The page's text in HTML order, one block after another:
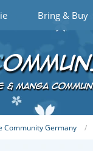
Bring & Buy
Community Germany